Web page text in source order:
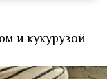
и кукурузой